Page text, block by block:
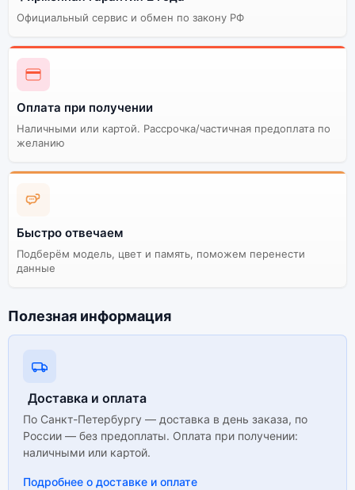
Официальный сервис и обмен по закону РФ
Оплата при получении
Наличными или картой. Рассрочка/частичная предоплата по
желанию
Быстро отвечаем
Подберём модель, цвет и память, поможем перенести
данные
Полезная информация
Доставка и оплата
По Санкт-Петербургу — доставка в день заказа, по
России — без предоплаты. Оплата при получении:
наличными или картой.
Подробнее о доставке и оплате